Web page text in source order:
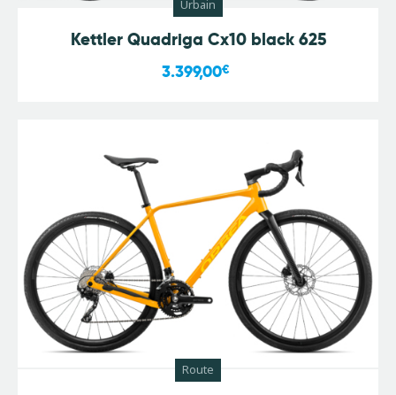
Urbain
Kettler Quadriga Cx10 black 625
3.399,00€
Route